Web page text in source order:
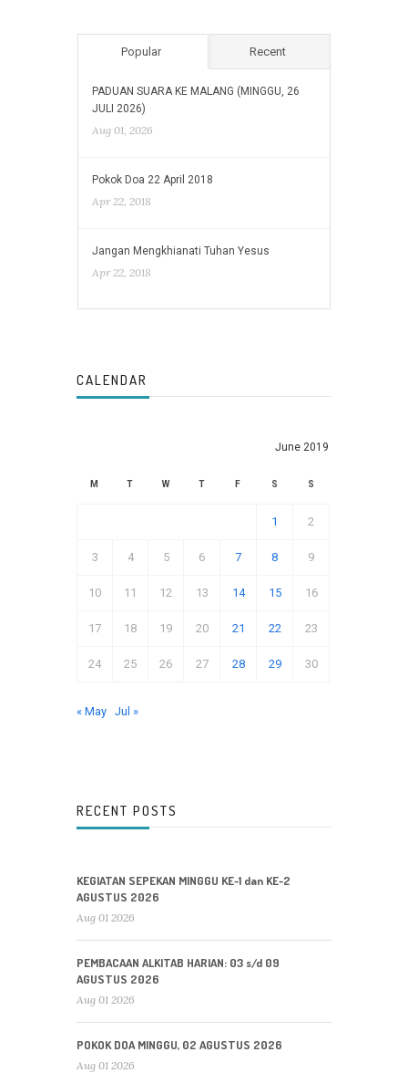
Popular Recent
PADUAN SUARA KE MALANG (MINGGU, 26
JULI 2026)
Aug 01, 2026
Pokok Doa 22 April 2018
Apr 22, 2018
Jangan Mengkhianati Tuhan Yesus
Apr 22, 2018
CALENDAR
June 2019
M T W T F S S
1 2
3 4 5 6 7 8 9
10 11 12 13 14 15 16
17 18 19 20 21 22 23
24 25 26 27 28 29 30
« May Jul »
RECENT POSTS
KEGIATAN SEPEKAN MINGGU KE-1 dan KE-2
AGUSTUS 2026
Aug 01 2026
PEMBACAAN ALKITAB HARIAN: 03 s/d 09
AGUSTUS 2026
Aug 01 2026
POKOK DOA MINGGU, 02 AGUSTUS 2026
Aug 01 2026